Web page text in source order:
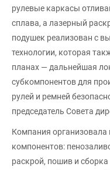
рулевые каркасы
сплава, а лазерный
подушек реализован с
технологии, которая
планах — дальнейшая
субкомпонентов для
рулей и ремней
председатель Совета
Компания
компонентов:
раскрой, пошив и